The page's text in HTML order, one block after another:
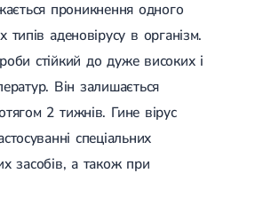
зоб (Базедова хвороба)
проникнення одного
типів аденовірусу в організм.
стійкий до дуже високих і
Він залишається
2 тижнів. Гине вірус
спеціальних
засобів, а також при